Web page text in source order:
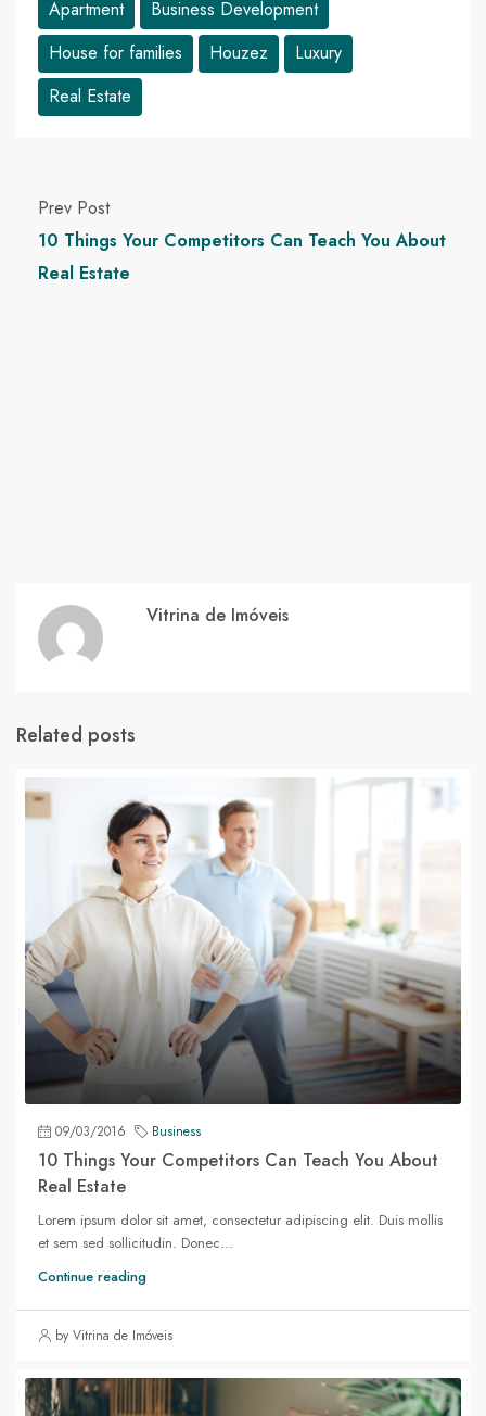
Apartment
Business Development
House for families
Houzez
Luxury
Real Estate
Prev Post
10 Things Your Competitors Can Teach You About
Real Estate
Vitrina de Imóveis
Related posts
09/03/2016 Business
10 Things Your Competitors Can Teach You About
Real Estate
Lorem ipsum dolor sit amet, consectetur adipiscing elit. Duis mollis
et sem sed sollicitudin. Donec...
Continue reading
by Vitrina de Imóveis